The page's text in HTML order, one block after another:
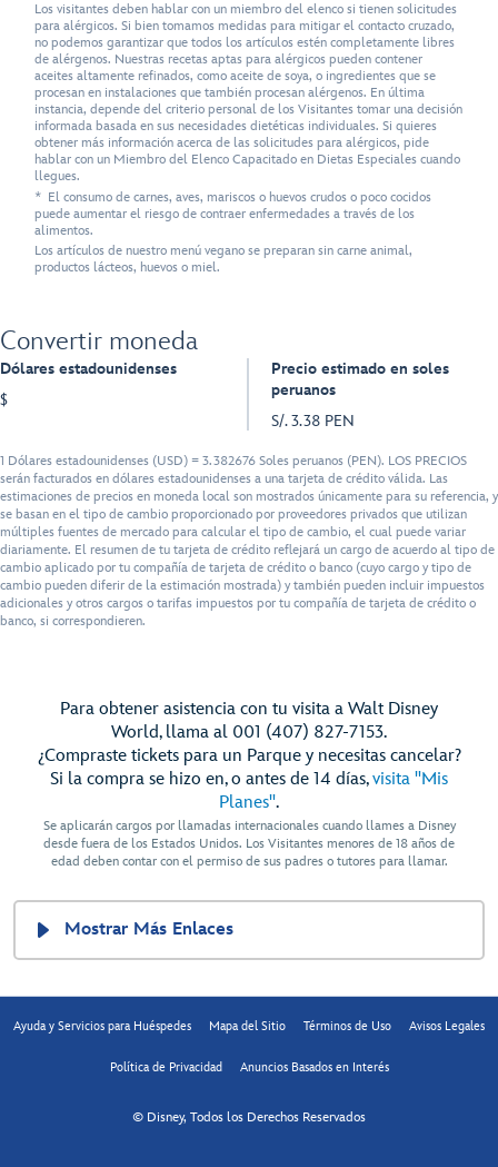
Los visitantes deben hablar con un miembro del elenco si tienen solicitudes
para alérgicos. Si bien tomamos medidas para mitigar el contacto cruzado,
no podemos garantizar que todos los artículos estén completamente libres
de alérgenos. Nuestras recetas aptas para alérgicos pueden contener
aceites altamente refinados, como aceite de soya, o ingredientes que se
procesan en instalaciones que también procesan alérgenos. En última
instancia, depende del criterio personal de los Visitantes tomar una decisión
informada basada en sus necesidades dietéticas individuales. Si quieres
obtener más información acerca de las solicitudes para alérgicos, pide
hablar con un Miembro del Elenco Capacitado en Dietas Especiales cuando
llegues.
* El consumo de carnes, aves, mariscos o huevos crudos o poco cocidos
puede aumentar el riesgo de contraer enfermedades a través de los
alimentos.
Los artículos de nuestro menú vegano se preparan sin carne animal,
productos lácteos, huevos o miel.
Convertir moneda
Dólares estadounidenses
$
Precio estimado en soles
peruanos
S/. 3.38 PEN
1 Dólares estadounidenses (USD) = 3.382676 Soles peruanos (PEN). LOS PRECIOS
serán facturados en dólares estadounidenses a una tarjeta de crédito válida. Las
estimaciones de precios en moneda local son mostrados únicamente para su referencia, y
se basan en el tipo de cambio proporcionado por proveedores privados que utilizan
múltiples fuentes de mercado para calcular el tipo de cambio, el cual puede variar
diariamente. El resumen de tu tarjeta de crédito reflejará un cargo de acuerdo al tipo de
cambio aplicado por tu compañía de tarjeta de crédito o banco (cuyo cargo y tipo de
cambio pueden diferir de la estimación mostrada) y también pueden incluir impuestos
adicionales y otros cargos o tarifas impuestos por tu compañía de tarjeta de crédito o
banco, si correspondieren.
Para obtener asistencia con tu visita a Walt Disney
World, llama al 001 (407) 827-7153.
¿Compraste tickets para un Parque y necesitas cancelar?
Si la compra se hizo en, o antes de 14 días,visita "Mis
Planes".
Se aplicarán cargos por llamadas internacionales cuando llames a Disney
desde fuera de los Estados Unidos. Los Visitantes menores de 18 años de
edad deben contar con el permiso de sus padres o tutores para llamar.
Mostrar Más Enlaces
Ayuda y Servicios para Huéspedes Mapa del Sitio Términos de Uso Avisos Legales
Política de Privacidad Anuncios Basados en Interés
© Disney, Todos los Derechos Reservados